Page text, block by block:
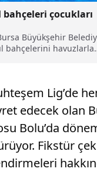
bahçeleri çocukları
Büyükşehir
bahçelerini havuzlarla
Lig’de
edecek olan
Bolu’da
Fikstür